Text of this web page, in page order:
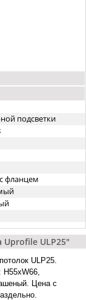
подсветки
фланцем
ULP25"
ULP25.
H55xW66,
Цена с